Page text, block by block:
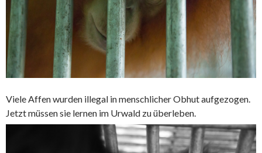
Viele Affen wurden illegal in menschlicher Obhut aufgezogen.
Jetzt müssen sie lernen im Urwald zu überleben.